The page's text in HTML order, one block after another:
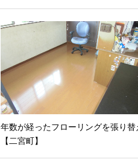
年数が経ったフローリングを張り替
【二宮町】